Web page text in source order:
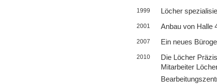
1999 Löcher
2001 Anbau von Halle
2007 Ein neues
2010
Die Löcher
Mitarbeiter